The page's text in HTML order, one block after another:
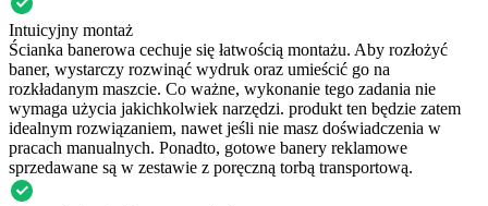
Intuicyjny montaż
Ścianka banerowa cechuje się łatwością montażu. Aby rozłożyć
baner, wystarczy rozwinąć wydruk oraz umieścić go na
rozkładanym maszcie. Co ważne, wykonanie tego zadania nie
wymaga użycia jakichkolwiek narzędzi. produkt ten będzie zatem
idealnym rozwiązaniem, nawet jeśli nie masz doświadczenia w
pracach manualnych. Ponadto, gotowe banery reklamowe
sprzedawane są w zestawie z poręczną torbą transportową.